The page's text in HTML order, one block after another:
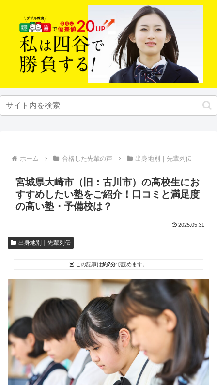
ホーム 合格した先輩の声 出身地別｜先輩列伝
宮城県大崎市（旧：古川市）の高校生にお
すすめしたい塾をご紹介！口コミと満足度
の高い塾・予備校は？
2025.05.31
出身地別｜先輩列伝
この記事は約7分で読めます。